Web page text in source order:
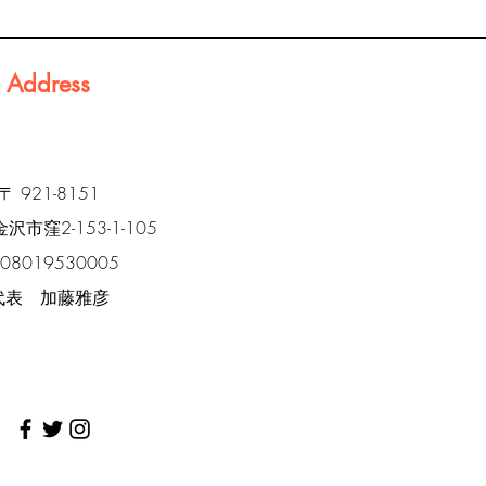
Address
〒 921-8151
沢市窪2-153-1-105
08019530005
表 加藤雅彦